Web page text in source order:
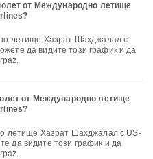
от Международно летище
да видите този график и да
от Международно летище
да видите този график и да